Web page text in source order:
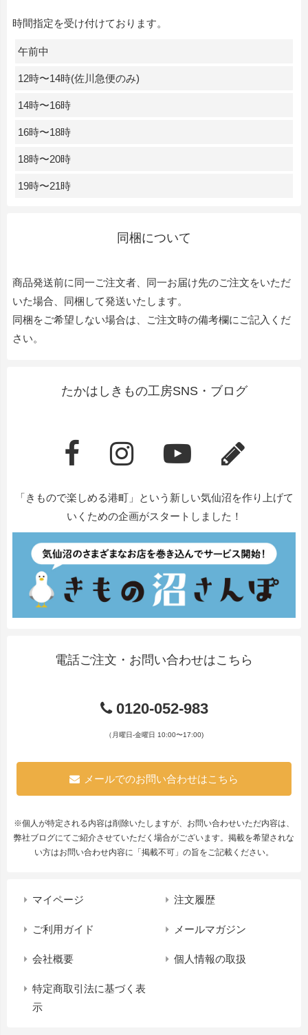
時間指定を受け付けております。
午前中
12時〜14時(佐川急便のみ)
14時〜16時
16時〜18時
18時〜20時
19時〜21時
同梱について
商品発送前に同一ご注文者、同一お届け先のご注文をいただ
いた場合、同梱して発送いたします。
同梱をご希望しない場合は、ご注文時の備考欄にご記入くだ
さい。
たかはしきもの工房SNS・ブログ
「きもので楽しめる港町」という新しい気仙沼を作り上げて
いくための企画がスタートしました！
電話ご注文・お問い合わせはこちら
0120-052-983
（月曜日-金曜日 10:00〜17:00)
メールでのお問い合わせはこちら
※個人が特定される内容は削除いたしますが、お問い合わせいただ内容は、
弊社ブログにてご紹介させていただく場合がございます。掲載を希望されな
い方はお問い合わせ内容に「掲載不可」の旨をご記載ください。
マイページ 注文履歴
ご利用ガイド メールマガジン
会社概要 個人情報の取扱
特定商取引法に基づく表
示